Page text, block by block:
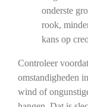
onderste
rook,
kans op
Controleer
omstandigheden
wind of